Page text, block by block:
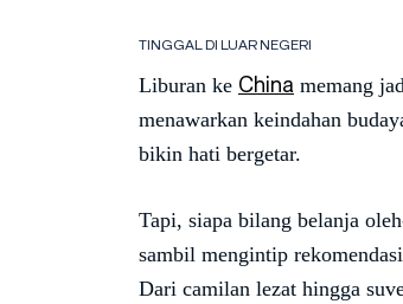
TINGGAL DI LUAR NEGERI
Liburan ke China memang
menawarkan keindahan
bikin hati bergetar.
Tapi, siapa bilang belanja
sambil mengintip
Dari camilan lezat hingga